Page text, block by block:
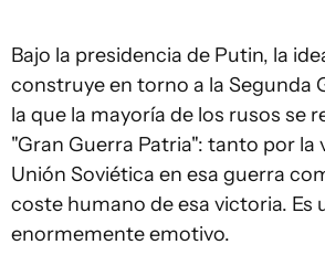
Bajo la presidencia de Putin, la
construye en torno a la Segunda
la que la mayoría de los rusos se
"Gran Guerra Patria": tanto por la
Unión Soviética en esa guerra
coste humano de esa victoria. Es
enormemente emotivo.